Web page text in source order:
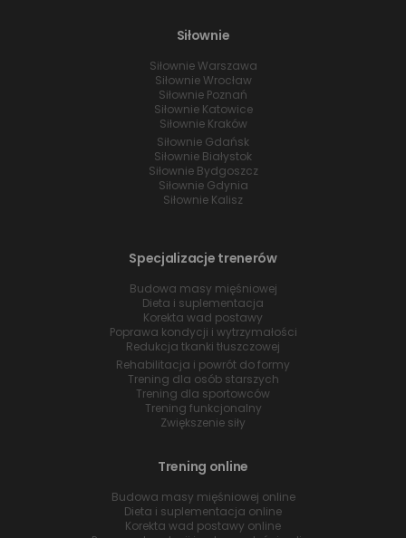
Siłownie
Siłownie Warszawa
Siłownie Wrocław
Siłownie Poznań
Siłownie Katowice
Siłownie Kraków
Siłownie Gdańsk
Siłownie Białystok
Siłownie Bydgoszcz
Siłownie Gdynia
Siłownie Kalisz
Specjalizacje trenerów
Budowa masy mięśniowej
Dieta i suplementacja
Korekta wad postawy
Poprawa kondycji i wytrzymałości
Redukcja tkanki tłuszczowej
Rehabilitacja i powrót do formy
Trening dla osób starszych
Trening dla sportowców
Trening funkcjonalny
Zwiększenie siły
Trening online
Budowa masy mięśniowej online
Dieta i suplementacja online
Korekta wad postawy online